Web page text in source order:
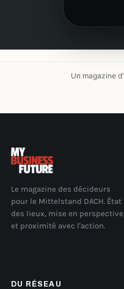
Un magazine d'
Le magazine des décideurs
pour le Mittelstand DACH. État
des lieux, mise en perspective
et proximité avec l'action.
DU RÉSEAU